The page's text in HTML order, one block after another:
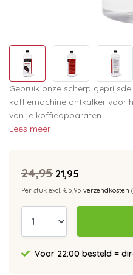
Gebruik onze scherp
koffiemachine ontkalker voor
van je koffieapparaten.
Lees meer
24,95 21,95
Per stuk excl. €5,95 verzendkosten
Voor 22:00 besteld =